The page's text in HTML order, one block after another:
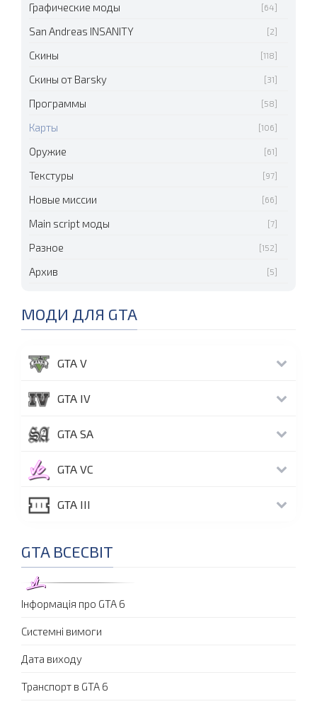
Графические моды [64]
San Andreas INSANITY [2]
Скины [118]
Скины от Barsky [31]
Программы [58]
Карты [106]
Оружие [61]
Текстуры [97]
Новые миссии [66]
Main script моды [7]
Разное [152]
Архив [5]
МОДИ ДЛЯ GTA
GTA V
GTA IV
GTA SA
GTA VC
GTA III
GTA ВСЕСВІТ
Інформація про GTA 6
Системні вимоги
Дата виходу
Транспорт в GTA 6